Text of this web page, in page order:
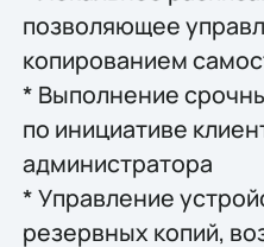
позволяющее
копированием
* Выполнение
по инициативе
администратора
* Управление
резервных копий,